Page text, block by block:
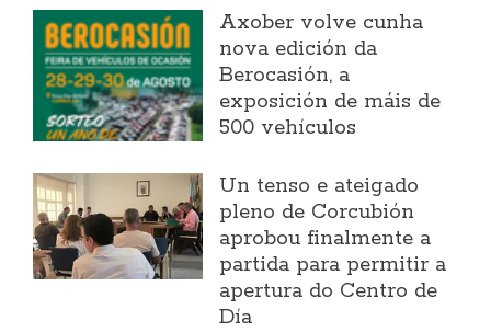
Axober volve cunha
nova edición da
Berocasión, a
exposición de máis de
500 vehículos
Un tenso e ateigado
pleno de Corcubión
aprobou finalmente a
partida para permitir a
apertura do Centro de
Día